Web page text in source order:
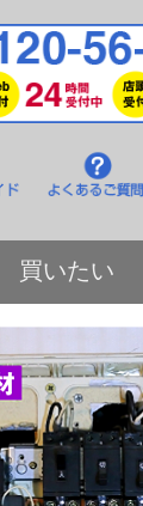
買いたい